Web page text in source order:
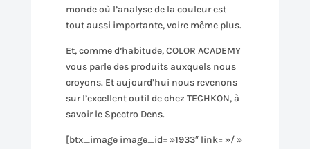
monde où l’analyse de la couleur est
tout aussi importante, voire même plus.
Et, comme d’habitude, COLOR ACADEMY
vous parle des produits auxquels nous
croyons. Et aujourd’hui nous revenons
sur l’excellent outil de chez TECHKON, à
savoir le Spectro Dens.
[btx_image image_id= »1933″ link= »/ »